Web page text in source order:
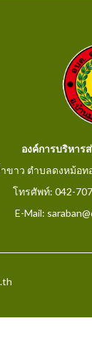
องค์การบริหาร
ขาว ตำบลดงหม้อท
โทรศัพท์: 042-
E-Mail: